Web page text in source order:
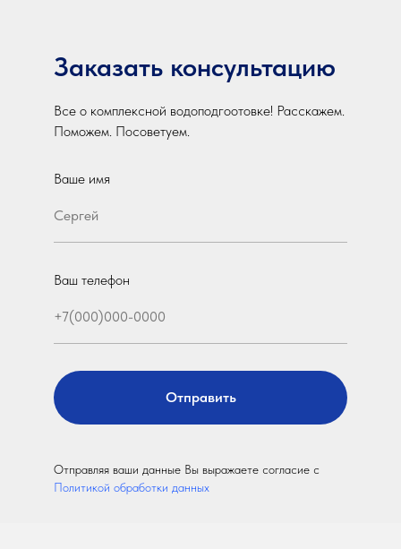
Заказать консультацию
Все о комплексной водоподгоотовке! Расскажем.
Поможем. Посоветуем.
Ваше имя
Ваш телефон
Отправить
Отправляя ваши данные Вы выражаете согласие с
Политикой обработки данных